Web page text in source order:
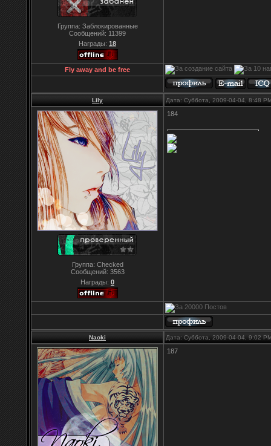
Группа: Заблокированные
Сообщений: 11399
Награды: 18
Fly away and be free
Lily Дата: Суббота, 2009-04-04, 8:48
Группа: Checked
Сообщений: 3563
Награды: 0
184
Naoki Дата: Суббота, 2009-04-04, 9:02
187